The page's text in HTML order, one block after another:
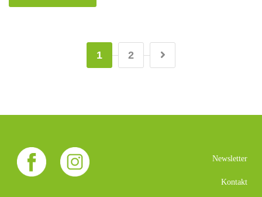
1 2
Newsletter
Kontakt